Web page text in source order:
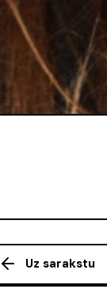
Uz sarakstu